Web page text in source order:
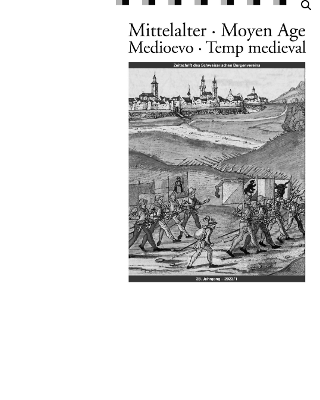
Presentazione
Partecipare
Manifestazioni
Pubblicazioni